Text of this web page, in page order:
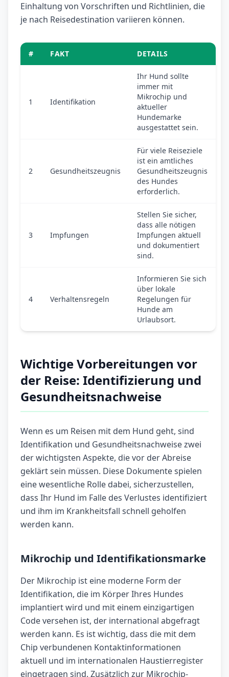
Einhaltung von Vorschriften und Richtlinien, die
je nach Reisedestination variieren können.
# FAKT DETAILS
1 Identifikation
Ihr Hund sollte
immer mit
Mikrochip und
aktueller
Hundemarke
ausgestattet sein.
2 Gesundheitszeugnis
Für viele Reiseziele
ist ein amtliches
Gesundheitszeugnis
des Hundes
erforderlich.
3 Impfungen
Stellen Sie sicher,
dass alle nötigen
Impfungen aktuell
und dokumentiert
sind.
4 Verhaltensregeln
Informieren Sie sich
über lokale
Regelungen für
Hunde am
Urlaubsort.
Wichtige Vorbereitungen vor
der Reise: Identifizierung und
Gesundheitsnachweise
Wenn es um Reisen mit dem Hund geht, sind
Identifikation und Gesundheitsnachweise zwei
der wichtigsten Aspekte, die vor der Abreise
geklärt sein müssen. Diese Dokumente spielen
eine wesentliche Rolle dabei, sicherzustellen,
dass Ihr Hund im Falle des Verlustes identifiziert
und ihm im Krankheitsfall schnell geholfen
werden kann.
Mikrochip und Identifikationsmarke
Der Mikrochip ist eine moderne Form der
Identifikation, die im Körper Ihres Hundes
implantiert wird und mit einem einzigartigen
Code versehen ist, der international abgefragt
werden kann. Es ist wichtig, dass die mit dem
Chip verbundenen Kontaktinformationen
aktuell und im internationalen Haustierregister
eingetragen sind. Zusätzlich zur Mikrochip-